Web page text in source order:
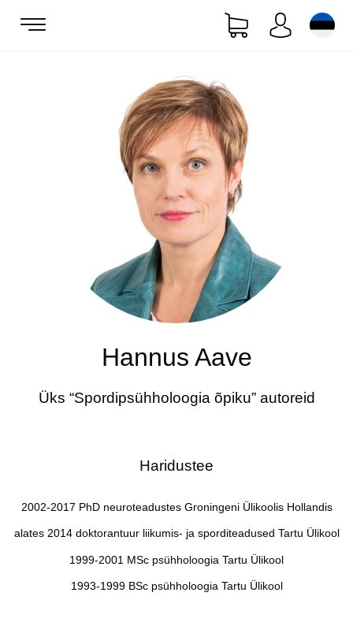
Hannus Aave
Üks “Spordipsühholoogia õpiku” autoreid
Haridustee
2002-2017 PhD neuroteadustes Groningeni Ülikoolis Hollandis
alates 2014 doktorantuur liikumis- ja sporditeadused Tartu Ülikool
1999-2001 MSc psühholoogia Tartu Ülikool
1993-1999 BSc psühholoogia Tartu Ülikool